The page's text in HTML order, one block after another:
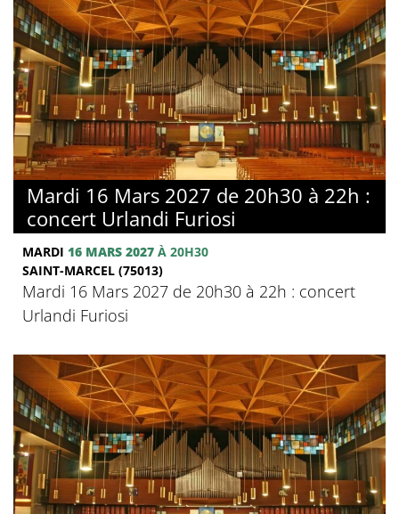
Mardi 16 Mars 2027 de 20h30 à 22h :
concert Urlandi Furiosi
MARDI 16 MARS 2027 À 20H30
SAINT-MARCEL (75013)
Mardi 16 Mars 2027 de 20h30 à 22h : concert
Urlandi Furiosi